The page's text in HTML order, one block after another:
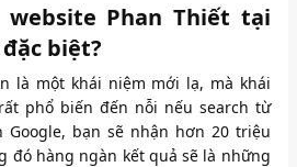
website Phan Thiết tại
biệt?
là một khái niệm mới lạ, mà khái
phổ biến đến nỗi nếu search từ
Google, bạn sẽ nhận hơn 20 triệu
đó hàng ngàn kết quả sẽ là những